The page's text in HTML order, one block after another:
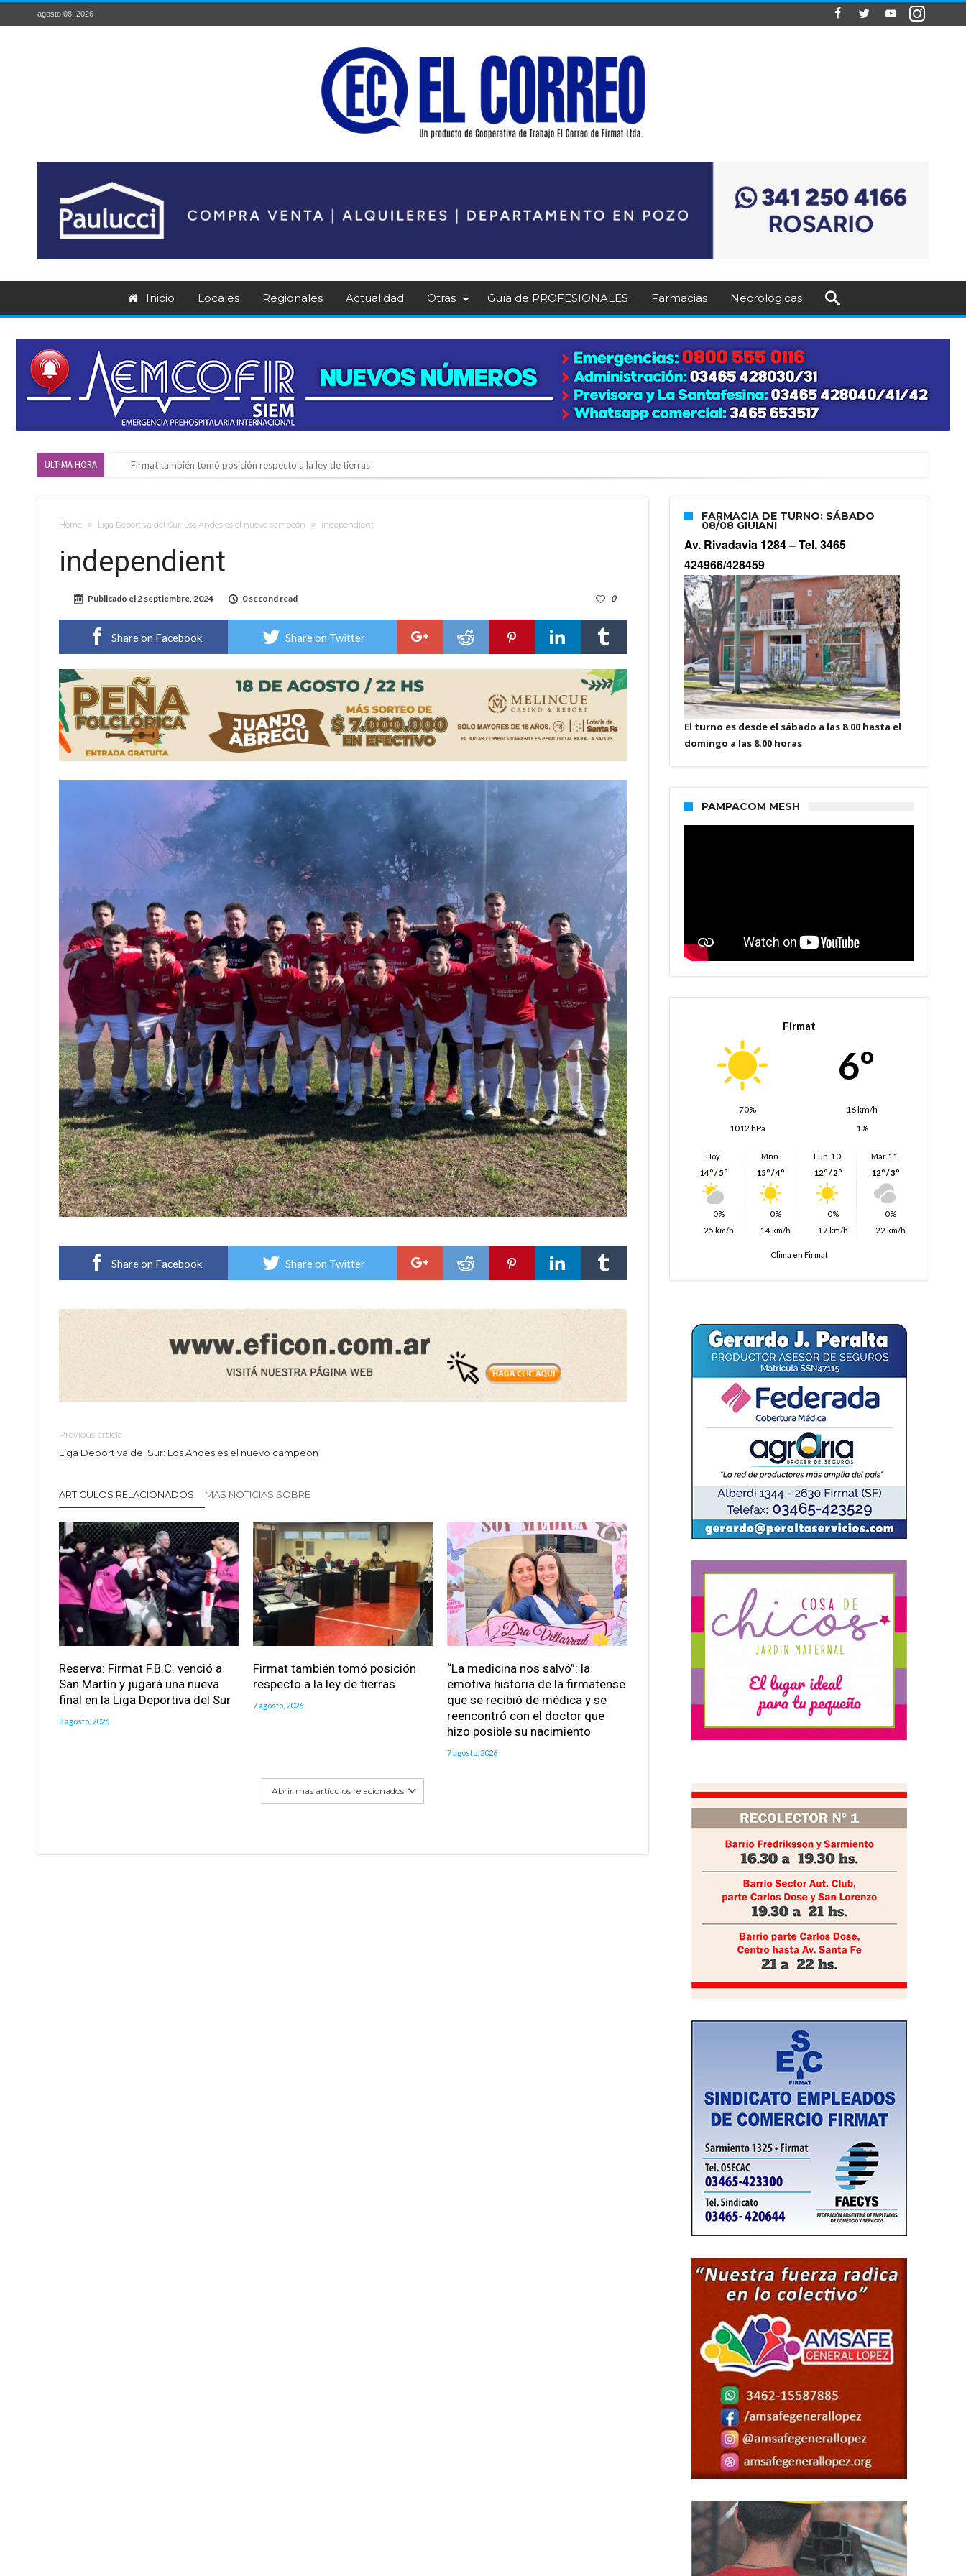
agosto 08, 2026
Inicio Locales Regionales Actualidad Otras Guía de PROFESIONALES Farmacias Necrologicas
ULTIMA HORA Firmat también tomó posición respecto a la ley de tierras
Firmat: avanza la investigación de dos empleadas del Juzgado de Faltas por presuntas irregularidades
Colecta solidaria de juguetes en Firmat para el EPI y el Hospital Vilela
Vuelve el básquet: este viernes arranca el Clausura con agenda confirmada y planteles renovados
Home Liga Deportiva del Sur: Los Andes es el nuevo campeón independient
independient
Publicado el2 septiembre, 2024 0 second read 0
Share on Facebook Share on Twitter
Share on Facebook Share on Twitter
Previous article
Liga Deportiva del Sur: Los Andes es el nuevo campeón
ARTICULOS RELACIONADOS MAS NOTICIAS SOBRE
Reserva: Firmat F.B.C. venció a
San Martín y jugará una nueva
final en la Liga Deportiva del Sur
8 agosto, 2026
Firmat también tomó posición
respecto a la ley de tierras
7 agosto, 2026
“La medicina nos salvó”: la
emotiva historia de la firmatense
que se recibió de médica y se
reencontró con el doctor que
hizo posible su nacimiento
7 agosto, 2026
Abrir mas artículos relacionados
FARMACIA DE TURNO: SÁBADO
08/08 GIUIANI
Av. Rivadavia 1284 –Tel. 3465
424966/428459
El turno es desde el sábado a las 8.00 hasta el
domingo a las 8.00 horas
PAMPACOM MESH
Firmat
6º
70%
16 km/h
1012 hPa
1%
Hoy
14º / 5º
0%
25 km/h
Mñn.
15º / 4º
0%
14 km/h
Lun. 10
12º / 2º
0%
17 km/h
Mar. 11
12º / 3º
0%
22 km/h
Clima en Firmat